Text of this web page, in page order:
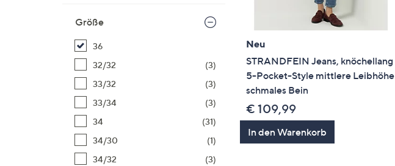
Größe
36
32/32
(3)
33/32
(3)
33/34
(3)
34
(31)
34/30
(1)
34/32
(3)
Neu
STRANDFEIN Jeans, knöchellang
5-Pocket-Style mittlere Leibhöhe
schmales Bein
€ 109,99
In den Warenkorb